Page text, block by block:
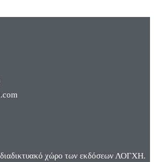
χώρο των εκδόσεων ΛΟΓΧΗ.